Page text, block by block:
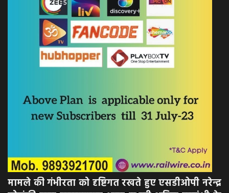
मामले की गंभीरता को दृष्टिगत रखते हुए एसडीओपी नरेन्द्र